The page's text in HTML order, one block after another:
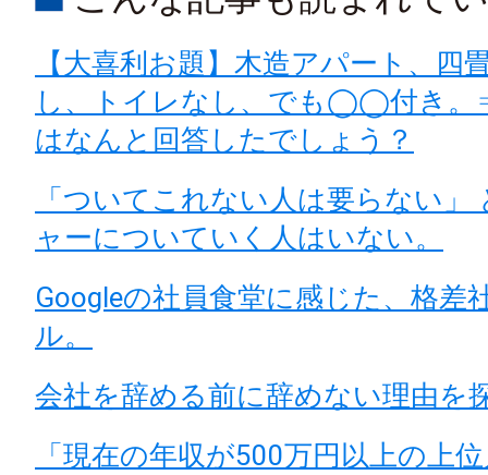
【大喜利お題】木造アパート、四
し、トイレなし、でも◯◯付き
はなんと回答したでしょう？
「ついてこれない人は要らない」
ャーについていく人はいない。
Googleの社員食堂に感じた、格差
ル。
会社を辞める前に辞めない理由を
「現在の年収が500万円以上の上